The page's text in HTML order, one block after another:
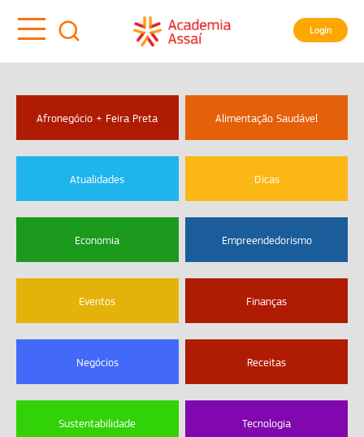
Login
Afronegócio + Feira Preta Alimentação Saudável
Atualidades Dicas
Economia Empreendedorismo
Eventos Finanças
Negócios Receitas
Sustentabilidade Tecnologia